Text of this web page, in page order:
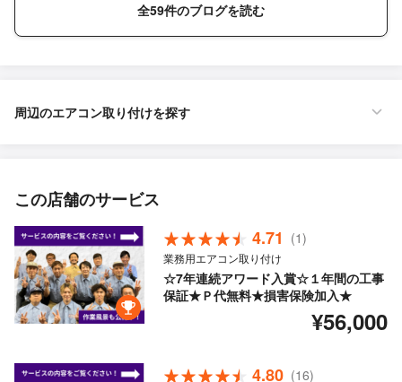
全59件のブログを読む
周辺のエアコン取り付けを探す
この店舗のサービス
4.71 (1)
業務用エアコン取り付け
☆7年連続アワード入賞☆１年間の工事
保証★Ｐ代無料★損害保険加入★
¥56,000
4.80 (16)